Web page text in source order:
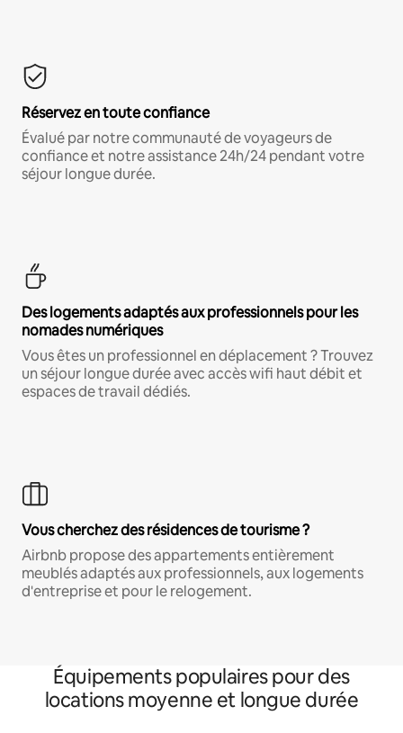
Réservez en toute confiance
Évalué par notre communauté de voyageurs de
confiance et notre assistance 24h/24 pendant votre
séjour longue durée.
Des logements adaptés aux professionnels pour les
nomades numériques
Vous êtes un professionnel en déplacement ? Trouvez
un séjour longue durée avec accès wifi haut débit et
espaces de travail dédiés.
Vous cherchez des résidences de tourisme ?
Airbnb propose des appartements entièrement
meublés adaptés aux professionnels, aux logements
d'entreprise et pour le relogement.
Équipements populaires pour des
locations moyenne et longue durée